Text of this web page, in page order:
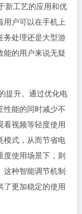
新工艺的应用和优
用户可以在手机上
务处理还是大型游
能的用户来说无疑
提升。通过优化电
性能的同时减少不
看视频等轻度使用
模式，从而节省电
度使用场景下，则
这种智能调节机制
了更加稳定的使用